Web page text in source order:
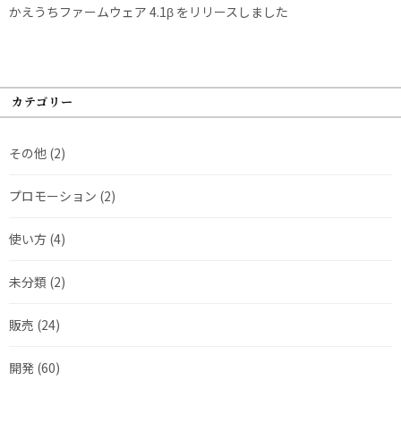
かえうちファームウェア 4.1β をリリースしました
カテゴリー
その他 (2)
プロモーション (2)
使い方 (4)
未分類 (2)
販売 (24)
開発 (60)